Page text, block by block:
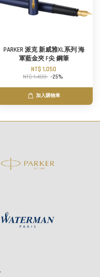
PARKER 派克 新威雅XL系列 海
軍藍金夾 F尖 鋼筆
NT$ 1,050
NT$ 1,400 -25%
加入購物車